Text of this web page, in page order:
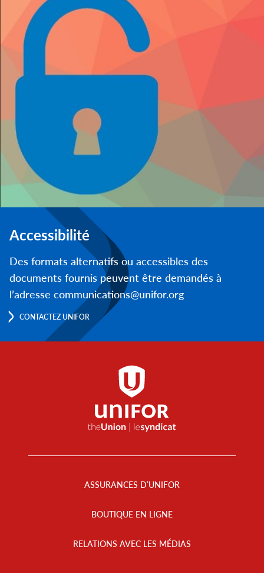
Accessibilité
Des formats alternatifs ou accessibles des
documents fournis peuvent être demandés à
l’adresse communications@unifor.org
CONTACTEZ UNIFOR
ASSURANCES D’UNIFOR
BOUTIQUE EN LIGNE
RELATIONS AVEC LES MÉDIAS